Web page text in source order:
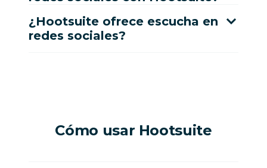
¿Hootsuite ofrece escucha en
redes sociales?
Cómo usar Hootsuite